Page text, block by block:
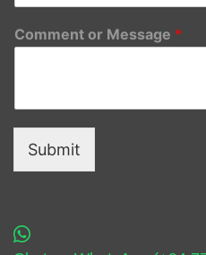
Comment or Message *
Submit